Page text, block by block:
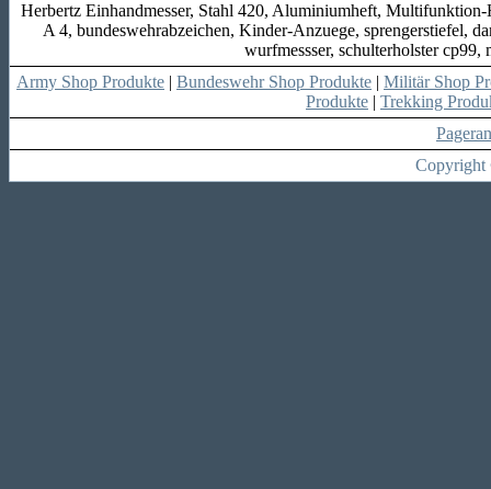
Herbertz Einhandmesser, Stahl 420, Aluminiumheft,
A 4, bundeswehrabzeichen, Kinder-Anzuege, sprengerstiefel,
wurfmessser, schulterholster cp99,
Army Shop Produkte | Bundeswehr Shop Produkte | Militär Shop
Produkte | Trekking